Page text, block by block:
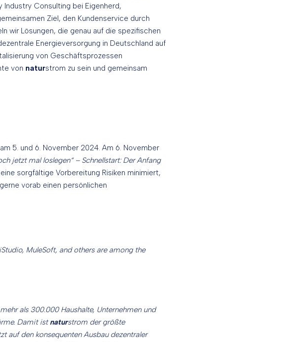
Industry Consulting bei Eigenherd,
Ziel, den Kundenservice durch
wir Lösungen, die genau auf die spezifischen
Energieversorgung in Deutschland auf
von Geschäftsprozessen
von naturstrom zu sein und gemeinsam
5. und 6. November 2024. Am 6. November
jetzt mal loslegen“ – Schnellstart: Der Anfang
sorgfältige Vorbereitung Risiken minimiert,
vorab einen persönlichen
MuleSoft, and others are among the
als 300.000 Haushalte, Unternehmen und
Damit istnaturstrom der größte
auf den konsequenten Ausbau dezentraler